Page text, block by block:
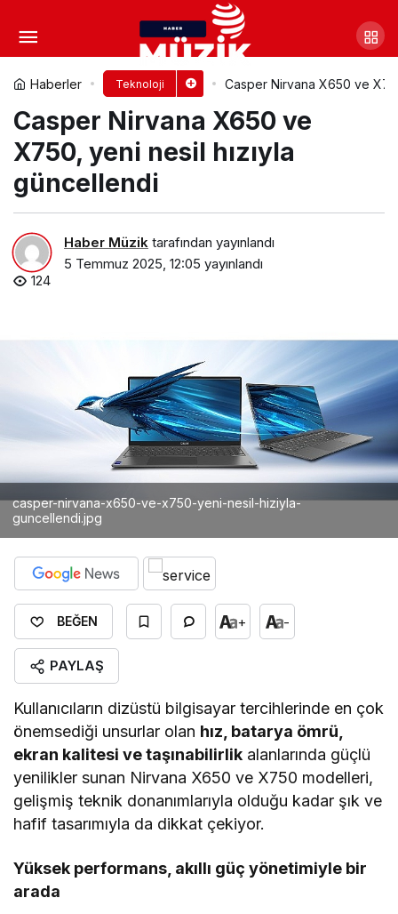
Haberler Teknoloji Casper Nirvana X650 ve
Casper Nirvana X650 ve
X750, yeni nesil hızıyla
güncellendi
Haber Müzik tarafından yayınlandı
5 Temmuz 2025, 12:05 yayınlandı
124
casper-nirvana-x650-ve-x750-yeni-nesil-hiziyla-
guncellendi.jpg
BEĞEN + -
PAYLAŞ
Kullanıcıların dizüstü bilgisayar tercihlerinde en çok
önemsediği unsurlar olan hız, batarya ömrü,
ekran kalitesi ve taşınabilirlik alanlarında güçlü
yenilikler sunan Nirvana X650 ve X750 modelleri,
gelişmiş teknik donanımlarıyla olduğu kadar şık ve
hafif tasarımıyla da dikkat çekiyor.
Yüksek performans, akıllı güç yönetimiyle bir
arada
Lenovo, Esports World Cup
2025’in resmi PC ve oyun donanımı
ortağı oldu
Yorum Yap